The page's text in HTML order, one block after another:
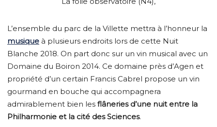
L’ensemble du parc de la Villette mettra à l’honneur la
musique à plusieurs endroits lors de cette Nuit
Blanche 2018. On part donc sur un vin musical avec un
Domaine du Boiron 2014. Ce domaine près d’Agen et
propriété d’un certain Francis Cabrel propose un vin
gourmand en bouche qui accompagnera
admirablement bien les flâneries d’une nuit entre la
Philharmonie et la cité des Sciences.